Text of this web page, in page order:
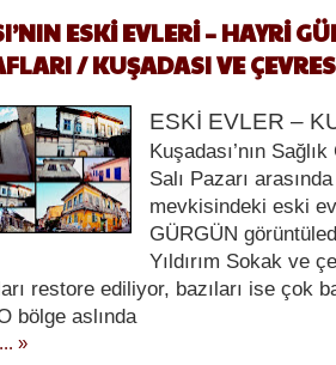
ESKİ EVLERİ – HAYRİ
/ KUŞADASI VE
ESKİ EVLER –
Kuşadası’nın
Salı Pazarı
mevkisindeki eski
GÜRGÜN
Yıldırım Sokak ve
restore ediliyor, bazıları ise çok
bölge aslında
»